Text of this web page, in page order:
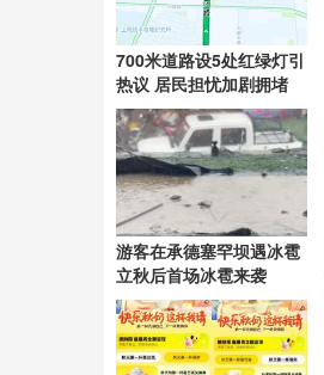
700米道路设5处红绿灯引
热议 居民担忧加剧拥堵
游客在承德塞罕坝遇冰雹
立秋后首场冰雹来袭